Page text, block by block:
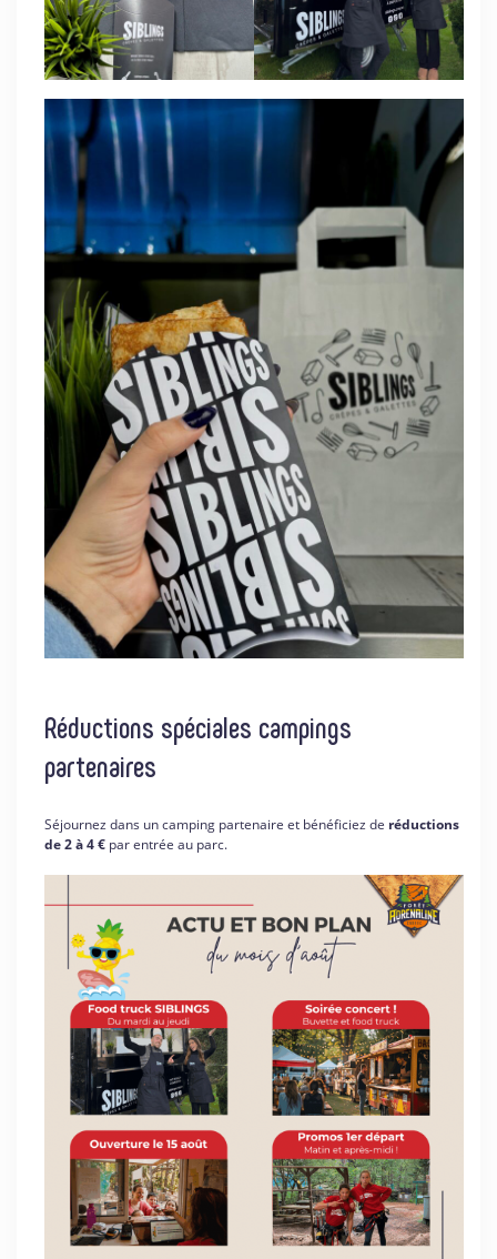
Réductions spéciales campings
partenaires
Séjournez dans un camping partenaire et bénéficiez de réductions
de 2 à 4 € par entrée au parc.